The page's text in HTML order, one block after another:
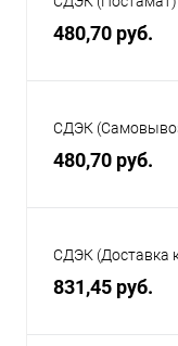
480,70 руб.
СДЭК
480,70 руб.
СДЭК (Доставка
831,45 руб.